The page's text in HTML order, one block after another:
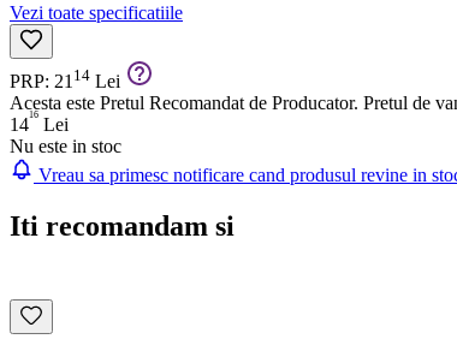
Vezi toate specificatiile
PRP: 21 14 Lei
Acesta este Pretul Recomandat de Producator. Pretul de
1416 Lei
Nu este in stoc
Vreau sa primesc notificare cand produsul revine in
Iti recomandam si